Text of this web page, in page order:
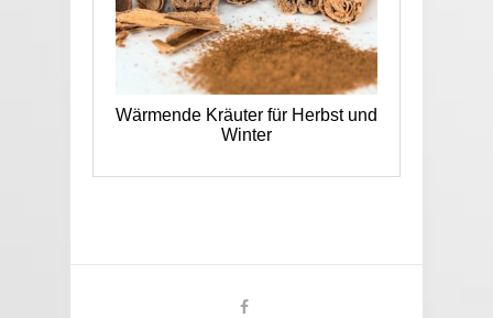
Wärmende Kräuter für Herbst und
Winter